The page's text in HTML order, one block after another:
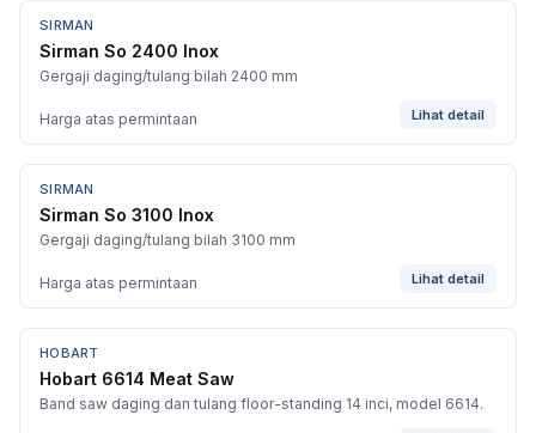
SIRMAN
Sirman So 2400 Inox
Gergaji daging/tulang bilah 2400 mm
Harga atas permintaan Lihat detail
SIRMAN
Sirman So 3100 Inox
Gergaji daging/tulang bilah 3100 mm
Harga atas permintaan Lihat detail
BARU
HOBART
Hobart 6614 Meat Saw
Band saw daging dan tulang floor-standing 14 inci, model 6614.